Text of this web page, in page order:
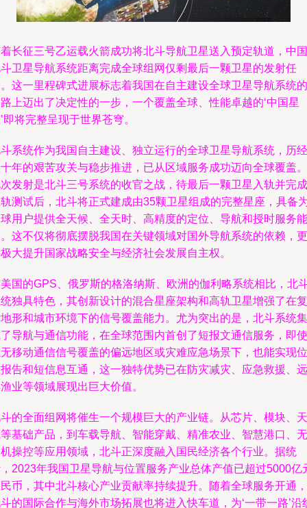
长征三号乙运载火箭成功将北斗导航卫星送入预定轨道，中国
卫星导航系统距离完成全球组网仅剩最后一颗卫星的发射任
这一里程碑式进展标志着我国在自主建设全球卫星导航系统的
上迈出了决定性的一步，一个覆盖全球、性能卓越的‘中国星
即将完整呈现于世界苍穹。
系统作为我国自主建设、独立运行的全球卫星导航系统，历经
年的艰苦攻关与稳步推进，已从区域服务成功迈向全球覆盖。
发射是北斗三号系统的收官之战，待最后一颗卫星入轨并完成
测试后，北斗将正式建成由35颗卫星组成的完整星座，具备
用户提供全天候、全天时、高精度的定位、导航和授时服务能
这不仅将彻底摆脱我国在关键领域对国外导航系统的依赖，更
大提升国家战略安全与经济社会发展自主权。
国的GPS、俄罗斯的格洛纳斯、欧洲的伽利略系统相比，北
独具特色，其创新设计的混合星座架构和高轨卫星增强了在复
形和城市环境下的信号覆盖能力。尤为突出的是，北斗系统集
导航与通信功能，在全球范围内首创了短报文通信服务，即使
移动通信信号覆盖的偏远地区或灾难应急场景下，也能实现位
告和短信息互通，这一独特优势已在防灾减灾、应急救援、远
业等领域展现出巨大价值。
的全面组网将催生一个规模巨大的产业链。从芯片、模块、天
基础产品，到车载导航、智能穿戴、精准农业、智慧港口、无
操控等应用领域，北斗正深度融入国民经济各个行业。据统
2023年我国卫星导航与位置服务产业总体产值已超过5000亿
币，其中北斗核心产业贡献率持续提升。随着全球服务开通，
的国际合作与海外市场拓展也将进入快车道，为‘一带一路’沿